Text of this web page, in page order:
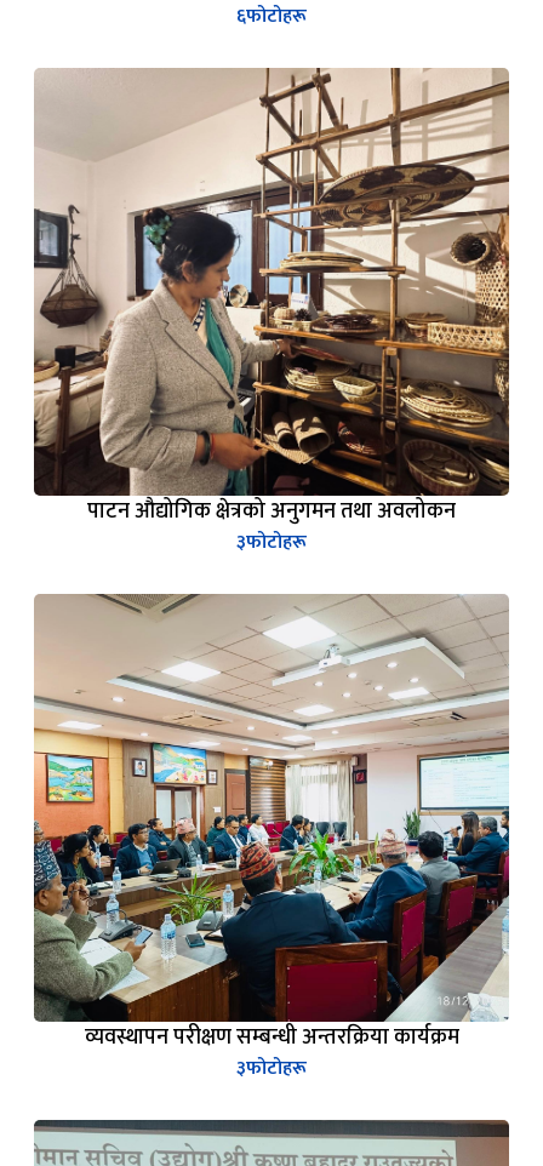
६फोटोहरू
पाटन औद्योगिक क्षेत्रको अनुगमन तथा अवलोकन
३फोटोहरू
व्यवस्थापन परीक्षण सम्बन्धी अन्तरक्रिया कार्यक्रम
३फोटोहरू